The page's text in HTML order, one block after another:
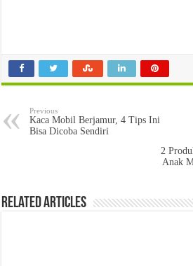
Previous
Kaca Mobil Berjamur, 4 Tips Ini
Bisa Dicoba Sendiri
2
Anak
Related Articles